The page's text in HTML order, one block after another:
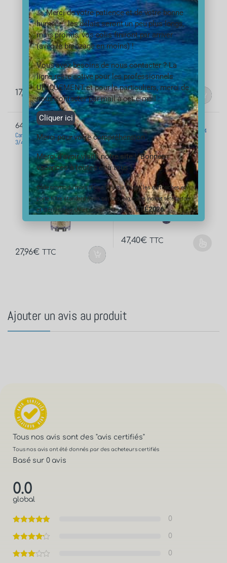
17,04€ TTC 20,04€ TTC
6430
Cartouche neutraliseur de condensats 9
3/4
27,96€ TTC
Porte filtre standard 20 pouces sans
insert laiton – filetage 1 pouce- 26×34
47,40€ TTC
Ajouter un avis au produit
Tous nos avis sont des "avis certifiés"
Tous nos avis ont été donnés par des acheteurs certifiés
Basé sur 0 avis
0.0
global
0
0
0
🙏 Merci de votre patience et de votre bonne
humeur… les délais seront un peu plus longs,
mais promis, vos colis finiront par arriver
(avec le bronzage en moins) !
Vous avez besoins de nous contacter ? La
ligne reste active pour les professionnels
UNIQUEMENT et pour le particuliers, merci de
nous contacter par mail à cet e-mail :
Cliquer ici
Merci pour votre compréhension
Merci d’avoir visité notre site ! Bonnes
vacances à toutes et à tous !
Code promo du mois d’aout 10% sur toutes les cartouches et
porte filtre standard (hors cartons, big, carte inox et tête laiton
et stérilisateur UV et ses accessoires) :ÉTÉ2026